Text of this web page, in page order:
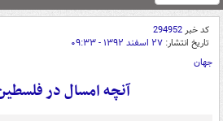
کد خبر294952
تاریخ انتشار: ۲۷ اسفند ۱۳۹۲ - ۰۹:۳۳
جهان
آنچه امسال در